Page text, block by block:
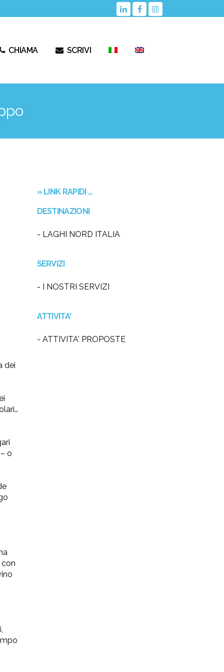
CHIAMA SCRIVI
dei
o
con
» LINK RAPIDI …
DESTINAZIONI
- LAGHI NORD ITALIA
SERVIZI
- I NOSTRI SERVIZI
ATTIVITA'
- ATTIVITA' PROPOSTE